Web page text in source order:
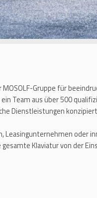
MOSOLF-Gruppe für
Team aus über 500
Dienstleistungen
oder
Klaviatur von der